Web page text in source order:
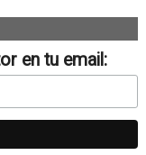
en tu email: